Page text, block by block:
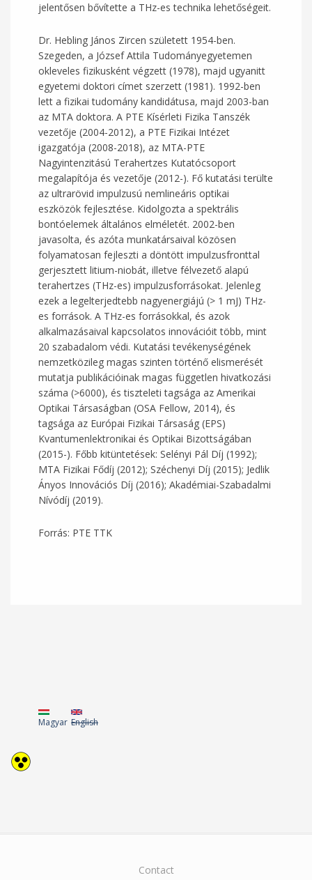
jelentősen bővítette a THz-es technika lehetőségeit.
Dr. Hebling János Zircen született 1954-ben.
Szegeden, a József Attila Tudományegyetemen
okleveles fizikusként végzett (1978), majd ugyanitt
egyetemi doktori címet szerzett (1981). 1992-ben
lett a fizikai tudomány kandidátusa, majd 2003-ban
az MTA doktora. A PTE Kísérleti Fizika Tanszék
vezetője (2004-2012), a PTE Fizikai Intézet
igazgatója (2008-2018), az MTA-PTE
Nagyintenzitású Terahertzes Kutatócsoport
megalapítója és vezetője (2012-). Fő kutatási terülte
az ultrarövid impulzusú nemlineáris optikai
eszközök fejlesztése. Kidolgozta a spektrális
bontóelemek általános elméletét. 2002-ben
javasolta, és azóta munkatársaival közösen
folyamatosan fejleszti a döntött impulzusfronttal
gerjesztett litium-niobát, illetve félvezető alapú
terahertzes (THz-es) impulzusforrásokat. Jelenleg
ezek a legelterjedtebb nagyenergiájú (> 1 mJ) THz-
es források. A THz-es forrásokkal, és azok
alkalmazásaival kapcsolatos innovációit több, mint
20 szabadalom védi. Kutatási tevékenységének
nemzetközileg magas szinten történő elismerését
mutatja publikációinak magas független hivatkozási
száma (>6000), és tiszteleti tagsága az Amerikai
Optikai Társaságban (OSA Fellow, 2014), és
tagsága az Európai Fizikai Társaság (EPS)
Kvantumenlektronikai és Optikai Bizottságában
(2015-). Főbb kitüntetések: Selényi Pál Díj (1992);
MTA Fizikai Fődíj (2012); Széchenyi Díj (2015); Jedlik
Ányos Innovációs Díj (2016); Akadémiai-Szabadalmi
Nívódíj (2019).
Forrás: PTE TTK
Magyar English
Contact